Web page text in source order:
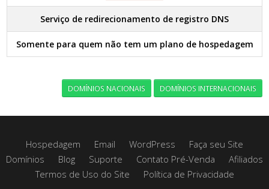
Serviço de redirecionamento de registro DNS
Somente para quem não tem um plano de hospedagem
DOMÍNIOS NACIONAIS DOMÍNIOS INTERNACIONAIS
Hospedagem Email WordPress
Faça seu Site
Domínios
Blog Suporte Contato Pré-Venda
Afiliados
Termos de Uso do Site
Política de Privacidade